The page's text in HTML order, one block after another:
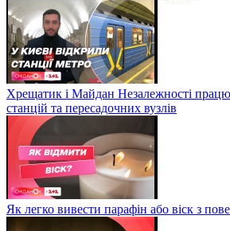
Хрещатик і Майдан Незалежності
станцій та пересадочних вузлів
Як легко вивести парафін або віск з